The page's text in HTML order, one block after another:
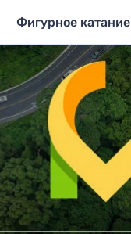
Фигурное катание